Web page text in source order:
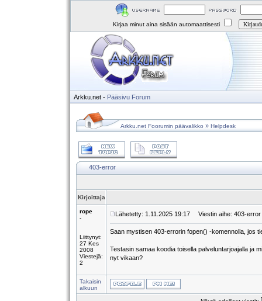
Kirjaa minut aina sisään automaattisesti
Arkku.net - Pääsivu Forum
Arkku.net Foorumin päävalikko » Helpdesk
403-error
Kirjoittaja
rope
-
Liittynyt:
27 Kes
2008
Viestejä:
2
Lähetetty: 1.11.2025 19:17 Viestin aihe: 403-error
Saan mystisen 403-errorin fopen() -komennolla, jos
Testasin samaa koodia toisella palveluntarjoajalla ja
nyt vikaan?
Takaisin
alkuun